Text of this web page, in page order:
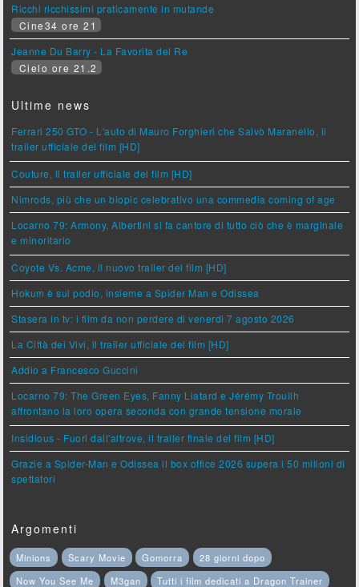
Ricchi ricchissimi praticamente in mutande
Cine34 ore 21
Jeanne Du Barry - La Favorita del Re
Cielo ore 21.2
Ultime news
Ferrari 250 GTO - L'auto di Mauro Forghieri che Salvò Maranello, il
trailer ufficiale del film [HD]
Couture, il trailer ufficiale del film [HD]
Nimrods, più che un biopic celebrativo una commedia coming of age
Locarno 79: Armony, Albertini si fa cantore di tutto ciò che è marginale
e minoritario
Coyote Vs. Acme, il nuovo trailer del film [HD]
Hokum è sul podio, insieme a Spider Man e Odissea
Stasera in tv: i film da non perdere di venerdì 7 agosto 2026
La Città dei Vivi, il trailer ufficiale del film [HD]
Addio a Francesco Guccini
Locarno 79: The Green Eyes, Fanny Liatard e Jérémy Trouilh
affrontano la loro opera seconda con grande tensione morale
Insidious - Fuori dall'altrove, il trailer finale del film [HD]
Grazie a Spider-Man e Odissea il box office 2026 supera i 50 milioni di
spettatori
Argomenti
Minions Scary Movie Gomorra
28 giorni dopo
Now You See Me
M3gan
Tutti i film dedicati a Dragon Trainer